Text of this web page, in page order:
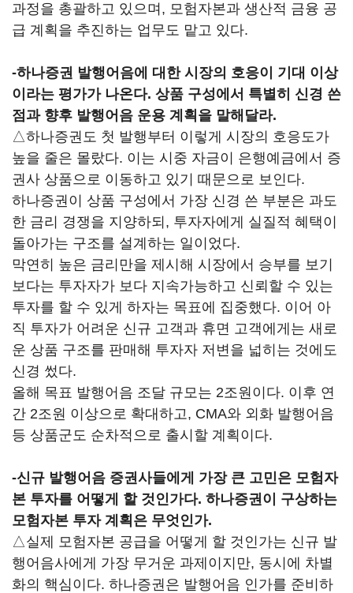
과정을 총괄하고 있으며, 모험자본과 생산적 금융 공
급 계획을 추진하는 업무도 맡고 있다.
-하나증권 발행어음에 대한 시장의 호응이 기대 이상
이라는 평가가 나온다. 상품 구성에서 특별히 신경 쓴
점과 향후 발행어음 운용 계획을 말해달라.
△하나증권도 첫 발행부터 이렇게 시장의 호응도가
높을 줄은 몰랐다. 이는 시중 자금이 은행예금에서 증
권사 상품으로 이동하고 있기 때문으로 보인다.
하나증권이 상품 구성에서 가장 신경 쓴 부분은 과도
한 금리 경쟁을 지양하되, 투자자에게 실질적 혜택이
돌아가는 구조를 설계하는 일이었다.
막연히 높은 금리만을 제시해 시장에서 승부를 보기
보다는 투자자가 보다 지속가능하고 신뢰할 수 있는
투자를 할 수 있게 하자는 목표에 집중했다. 이어 아
직 투자가 어려운 신규 고객과 휴면 고객에게는 새로
운 상품 구조를 판매해 투자자 저변을 넓히는 것에도
신경 썼다.
올해 목표 발행어음 조달 규모는 2조원이다. 이후 연
간 2조원 이상으로 확대하고, CMA와 외화 발행어음
등 상품군도 순차적으로 출시할 계획이다.
-신규 발행어음 증권사들에게 가장 큰 고민은 모험자
본 투자를 어떻게 할 것인가다. 하나증권이 구상하는
모험자본 투자 계획은 무엇인가.
△실제 모험자본 공급을 어떻게 할 것인가는 신규 발
행어음사에게 가장 무거운 과제이지만, 동시에 차별
화의 핵심이다. 하나증권은 발행어음 인가를 준비하